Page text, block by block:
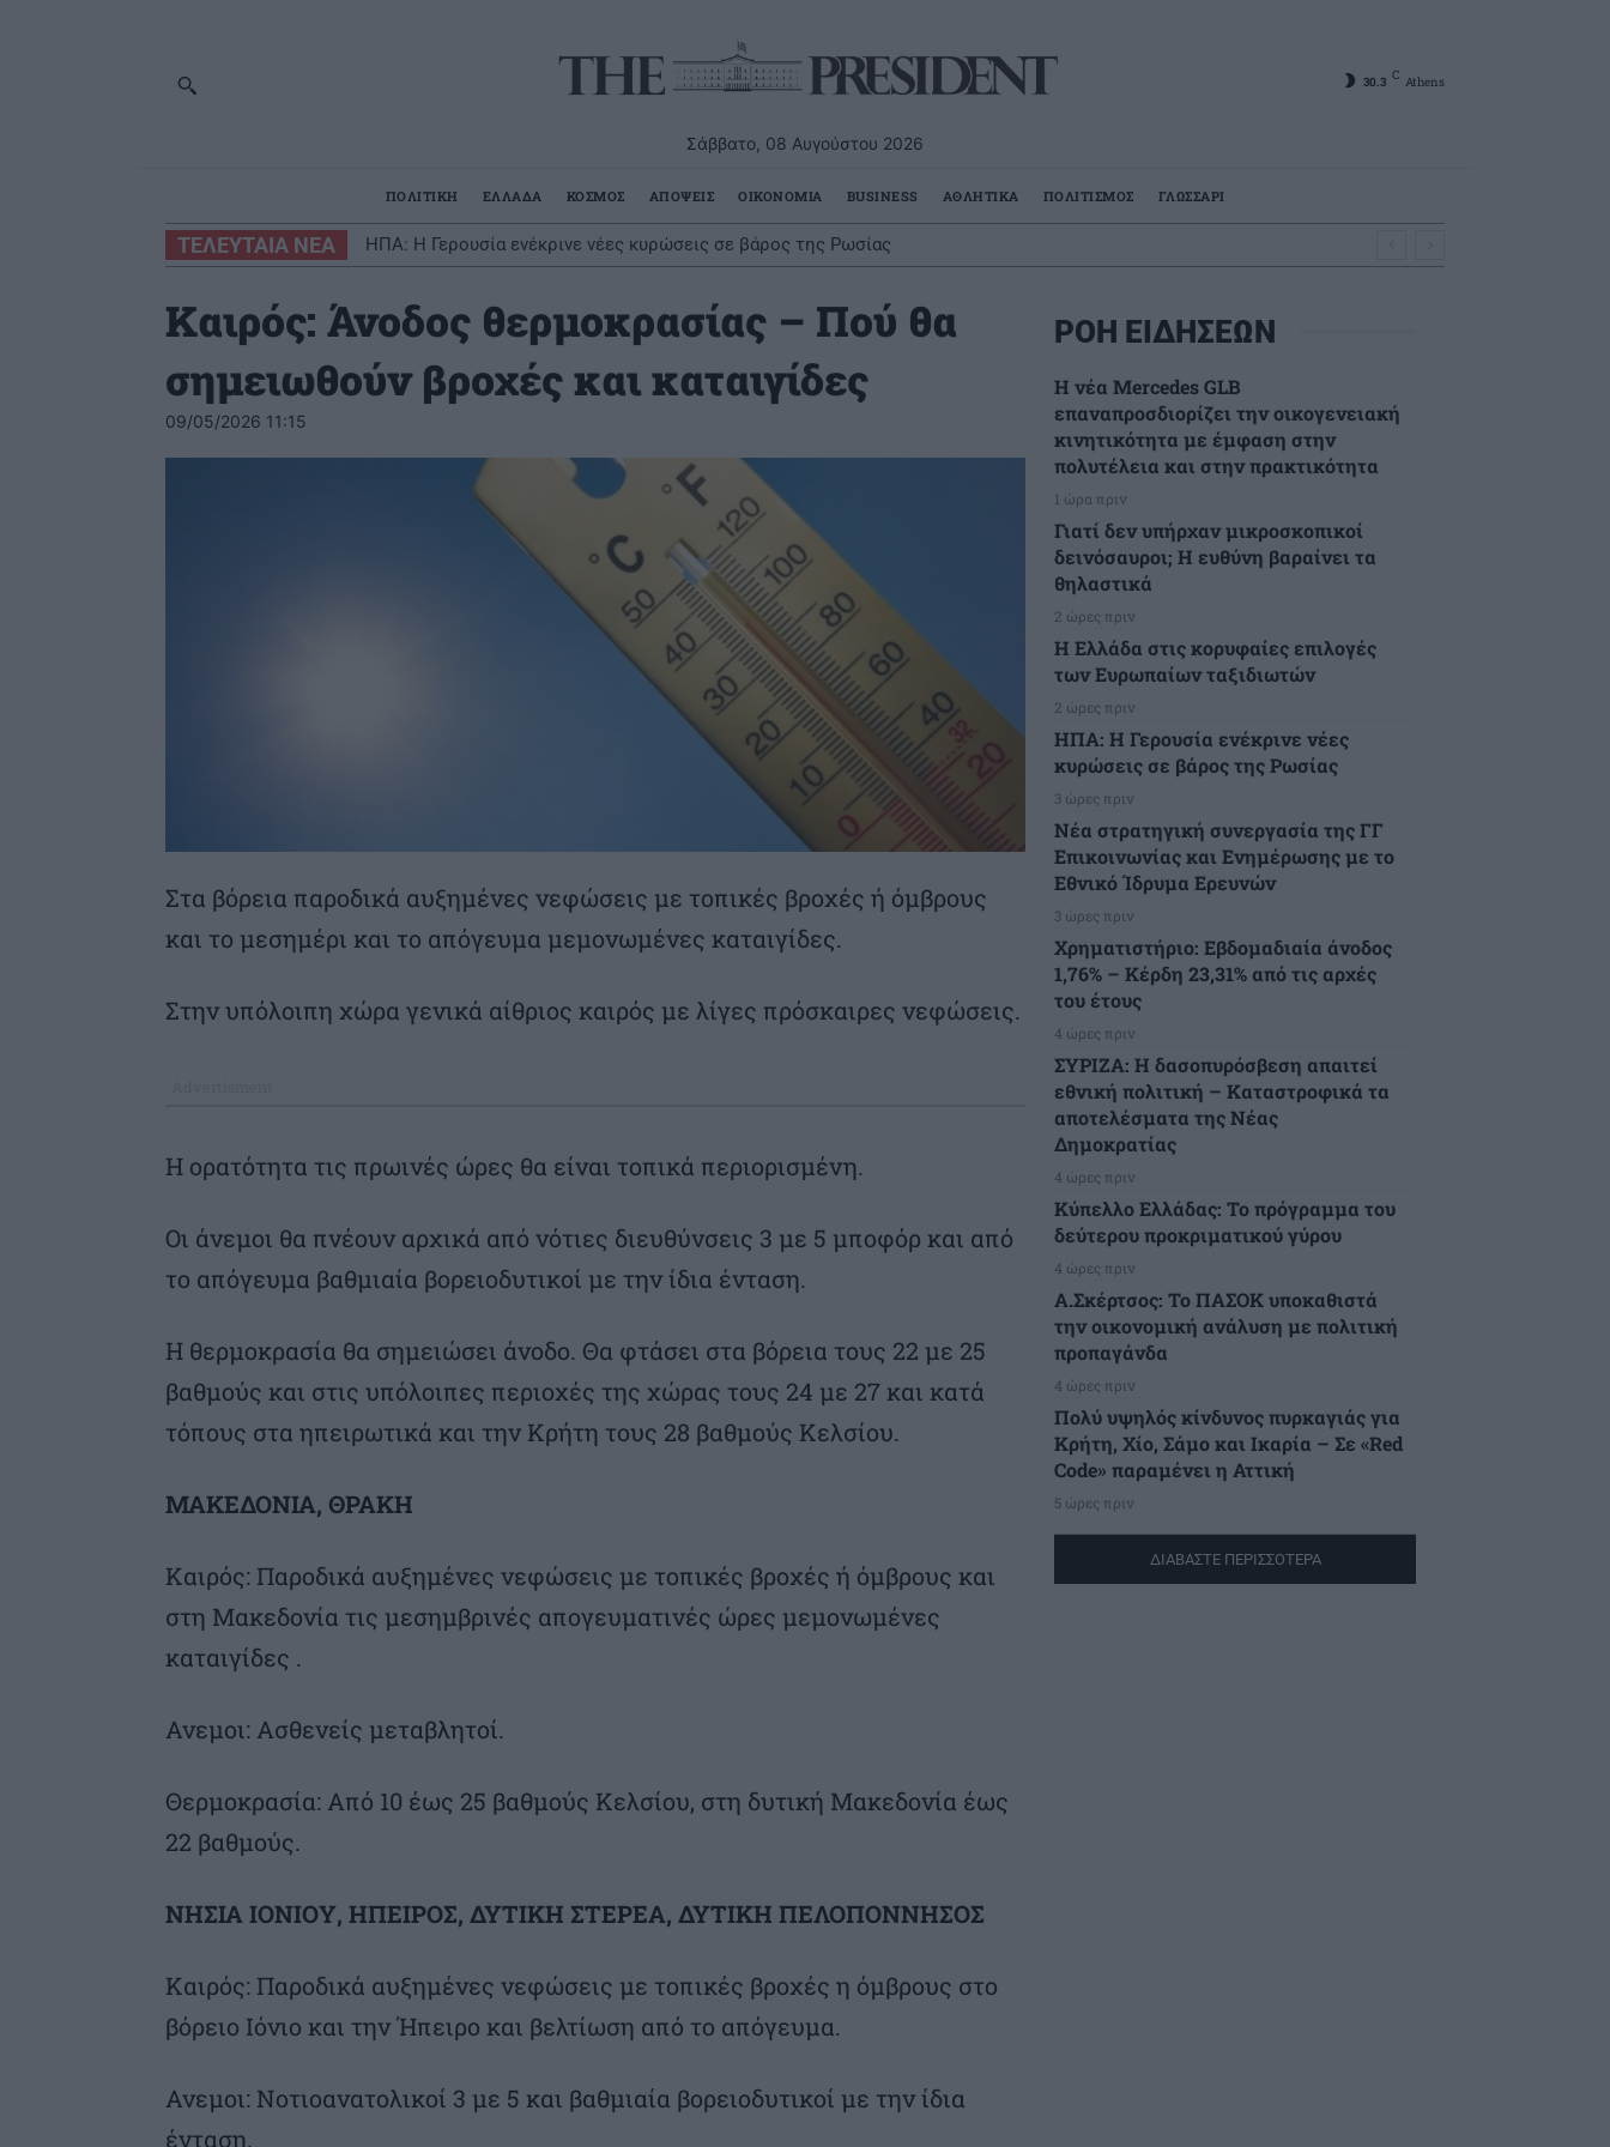
Σάββατο, 08 Αυγούστου 2026
30.3 C Athens
ΠΟΛΙΤΙΚΗ ΕΛΛΑΔΑ ΚΟΣΜΟΣ ΑΠΟΨΕΙΣ ΟΙΚΟΝΟΜΙΑ BUSINESS ΑΘΛΗΤΙΚΑ ΠΟΛΙΤΙΣΜΟΣ ΓΛΩΣΣΑΡΙ
ΤΕΛΕΥΤΑΙΑ ΝΕΑ ΗΠΑ: Η Γερουσία ενέκρινε νέες κυρώσεις σε βάρος της Ρωσίας
Καιρός: Άνοδος θερμοκρασίας – Πού θα
σημειωθούν βροχές και καταιγίδες
09/05/2026 11:15
Στα βόρεια παροδικά αυξημένες νεφώσεις με τοπικές βροχές ή όμβρους
και το μεσημέρι και το απόγευμα μεμονωμένες καταιγίδες.
Στην υπόλοιπη χώρα γενικά αίθριος καιρός με λίγες πρόσκαιρες νεφώσεις.
Η ορατότητα τις πρωινές ώρες θα είναι τοπικά περιορισμένη.
Οι άνεμοι θα πνέουν αρχικά από νότιες διευθύνσεις 3 με 5 μποφόρ και από
το απόγευμα βαθμιαία βορειοδυτικοί με την ίδια ένταση.
Η θερμοκρασία θα σημειώσει άνοδο. Θα φτάσει στα βόρεια τους 22 με 25
βαθμούς και στις υπόλοιπες περιοχές της χώρας τους 24 με 27 και κατά
τόπους στα ηπειρωτικά και την Κρήτη τους 28 βαθμούς Κελσίου.
ΜΑΚΕΔΟΝΙΑ, ΘΡΑΚΗ
Καιρός: Παροδικά αυξημένες νεφώσεις με τοπικές βροχές ή όμβρους και
στη Μακεδονία τις μεσημβρινές απογευματινές ώρες μεμονωμένες
καταιγίδες .
Ανεμοι: Ασθενείς μεταβλητοί.
Θερμοκρασία: Από 10 έως 25 βαθμούς Κελσίου, στη δυτική Μακεδονία έως
22 βαθμούς.
ΝΗΣΙΑ ΙΟΝΙΟΥ, ΗΠΕΙΡΟΣ, ΔΥΤΙΚΗ ΣΤΕΡΕΑ, ΔΥΤΙΚΗ ΠΕΛΟΠΟΝΝΗΣΟΣ
Καιρός: Παροδικά αυξημένες νεφώσεις με τοπικές βροχές η όμβρους στο
βόρειο Ιόνιο και την Ήπειρο και βελτίωση από το απόγευμα.
Ανεμοι: Νοτιοανατολικοί 3 με 5 και βαθμιαία βορειοδυτικοί με την ίδια
ένταση.
ΡΟΗ ΕΙΔΗΣΕΩΝ
Η νέα Mercedes GLB
επαναπροσδιορίζει την οικογενειακή
κινητικότητα με έμφαση στην
πολυτέλεια και στην πρακτικότητα
1 ώρα πριν
Γιατί δεν υπήρχαν μικροσκοπικοί
δεινόσαυροι; Η ευθύνη βαραίνει τα
θηλαστικά
2 ώρες πριν
Η Ελλάδα στις κορυφαίες επιλογές
των Ευρωπαίων ταξιδιωτών
2 ώρες πριν
ΗΠΑ: Η Γερουσία ενέκρινε νέες
κυρώσεις σε βάρος της Ρωσίας
3 ώρες πριν
Νέα στρατηγική συνεργασία της ΓΓ
Επικοινωνίας και Ενημέρωσης με το
Εθνικό Ίδρυμα Ερευνών
3 ώρες πριν
Χρηματιστήριο: Εβδομαδιαία άνοδος
1,76% – Κέρδη 23,31% από τις αρχές
του έτους
4 ώρες πριν
ΣΥΡΙΖΑ: Η δασοπυρόσβεση απαιτεί
εθνική πολιτική – Καταστροφικά τα
αποτελέσματα της Νέας
Δημοκρατίας
4 ώρες πριν
Κύπελλο Ελλάδας: Το πρόγραμμα του
δεύτερου προκριματικού γύρου
4 ώρες πριν
Α.Σκέρτσος: Το ΠΑΣΟΚ υποκαθιστά
την οικονομική ανάλυση με πολιτική
προπαγάνδα
4 ώρες πριν
Πολύ υψηλός κίνδυνος πυρκαγιάς για
Κρήτη, Χίο, Σάμο και Ικαρία – Σε «Red
Code» παραμένει η Αττική
5 ώρες πριν
ΔΙΑΒΑΣΤΕ ΠΕΡΙΣΣΟΤΕΡΑ